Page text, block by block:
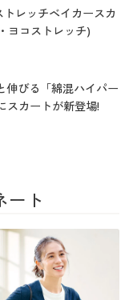
さが魅力。カジュア
にも自在に着まわせま
レッチベイカースカ
ヨコストレッチ)
伸びる「綿混ハイパー
スカートが新登場!
ート